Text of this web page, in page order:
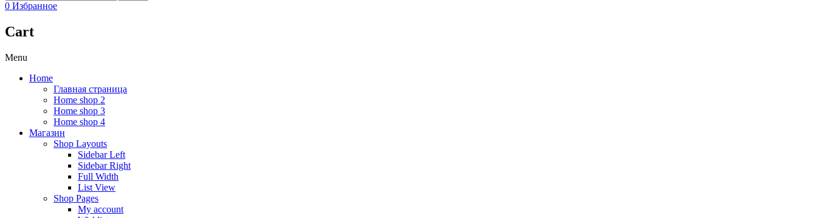
0 Избранное
Cart
Menu
Home
Главная страница
Home shop 2
Home shop 3
Home shop 4
Магазин
Shop Layouts
Sidebar Left
Sidebar Right
Full Width
List View
Shop Pages
My account